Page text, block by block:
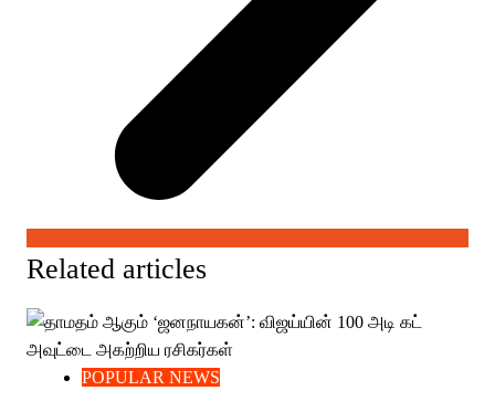
Related articles
POPULAR NEWS